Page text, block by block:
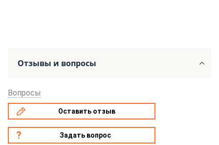
Отзывы и вопросы
Вопросы
Оставить отзыв
Задать вопрос